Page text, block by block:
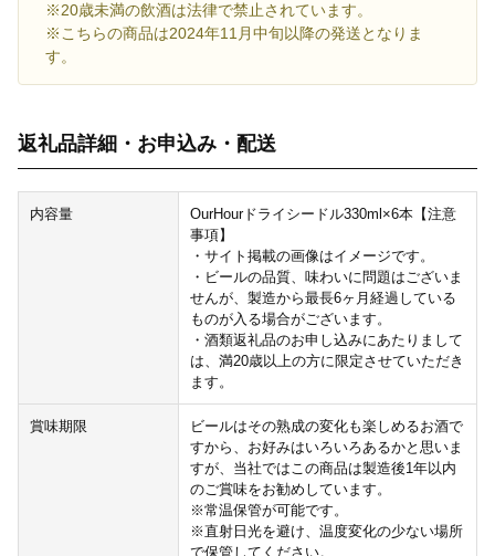
※20歳未満の飲酒は法律で禁止されています。
※こちらの商品は2024年11月中旬以降の発送となりま
す。
返礼品詳細・お申込み・配送
内容量
OurHourドライシードル330ml×6本【注意
事項】
・サイト掲載の画像はイメージです。
・ビールの品質、味わいに問題はございま
せんが、製造から最長6ヶ月経過している
ものが入る場合がございます。
・酒類返礼品のお申し込みにあたりまして
は、満20歳以上の方に限定させていただき
ます。
賞味期限
ビールはその熟成の変化も楽しめるお酒で
すから、お好みはいろいろあるかと思いま
すが、当社ではこの商品は製造後1年以内
のご賞味をお勧めしています。
※常温保管が可能です。
※直射日光を避け、温度変化の少ない場所
で保管してください。